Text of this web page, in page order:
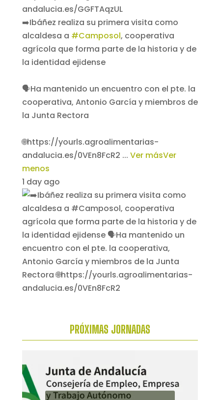
➡️Ibáñez realiza su primera visita como
alcaldesa a #Camposol, cooperativa
agrícola que forma parte de la historia y de
la identidad ejidense
🗣️Ha mantenido un encuentro con el pte. la
cooperativa, Antonio García y miembros de
la Junta Rectora
🌐https://yourls.agroalimentarias-
andalucia.es/0VEn8FcR2 ... Ver másVer
menos
1 day ago
PRÓXIMAS JORNADAS